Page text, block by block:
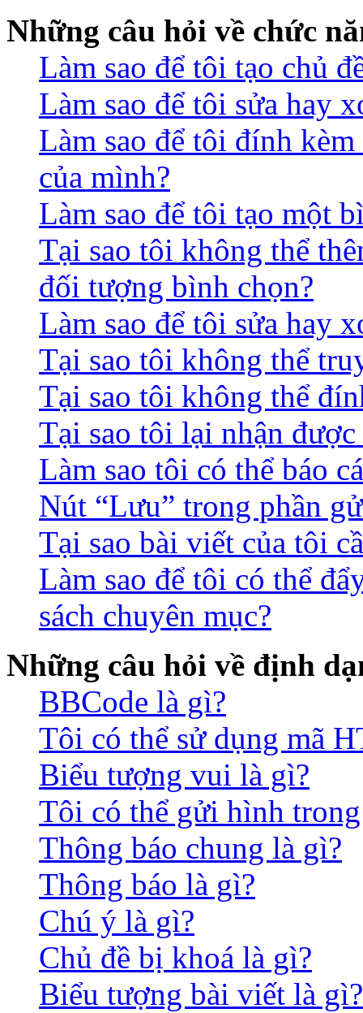
Những câu hỏi về chức
Làm sao để tôi tạo chủ
Làm sao để tôi sửa hay
Làm sao để tôi đính
của mình?
Làm sao để tôi tạo một
Tại sao tôi không thể
đối tượng bình chọn?
Làm sao để tôi sửa hay
Tại sao tôi không thể
Tại sao tôi không thể
Tại sao tôi lại nhận được
Làm sao tôi có thể báo
Nút “Lưu” trong phần
Tại sao bài viết của tôi
Làm sao để tôi có thể
sách chuyên mục?
Những câu hỏi về định
BBCode là gì?
Tôi có thể sử dụng mã
Biểu tượng vui là gì?
Tôi có thể gửi hình
Thông báo chung là gì?
Thông báo là gì?
Chú ý là gì?
Chủ đề bị khoá là gì?
Biểu tượng bài viết là gì?